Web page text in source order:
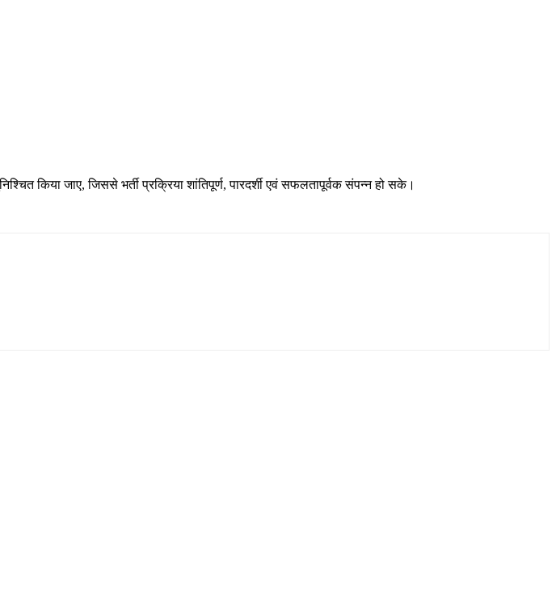
किया जाए, जिससे भर्ती प्रक्रिया शांतिपूर्ण, पारदर्शी एवं सफलतापूर्वक संपन्न हो सके।